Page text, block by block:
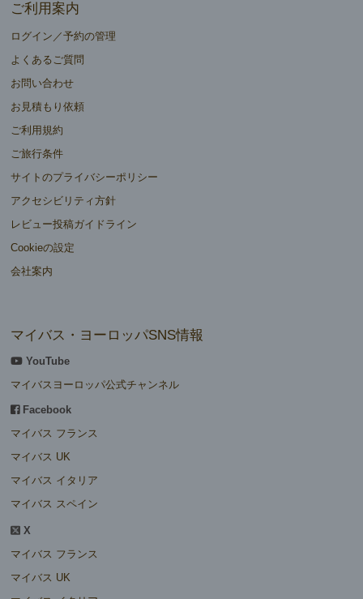
ご利用案内
ログイン／予約の管理
よくあるご質問
お問い合わせ
お見積もり依頼
ご利用規約
ご旅行条件
サイトのプライバシーポリシー
アクセシビリティ方針
レビュー投稿ガイドライン
Cookieの設定
会社案内
マイバス・ヨーロッパSNS情報
YouTube
マイバスヨーロッパ公式チャンネル
Facebook
マイバス フランス
マイバス UK
マイバス イタリア
マイバス スペイン
X
マイバス フランス
マイバス UK